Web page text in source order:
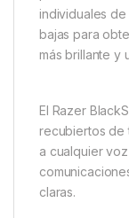
individuales
bajas para
más brillante y
El Razer
recubiertos de
a cualquier
claras.